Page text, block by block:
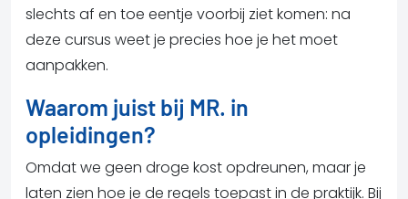
slechts af en toe eentje voorbij ziet komen: na
deze cursus weet je precies hoe je het moet
aanpakken.
Waarom juist bij MR. in
opleidingen?
Omdat we geen droge kost opdreunen, maar je
laten zien hoe je de regels toepast in de praktijk. Bij